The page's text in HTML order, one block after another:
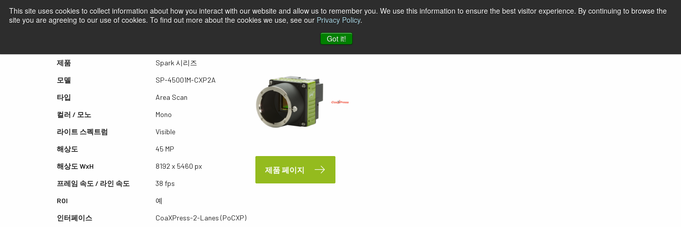
This site uses cookies to collect information about how you interact with our website and allow us to remember you. We use this information to ensure the best visitor experience. By continuing to browse the
site you are agreeing to our use of cookies. To find out more about the cookies we use, see our Privacy Policy.
Got it!
퀵뷰 SP-45001M-CXP2A
제품
Spark 시리즈
모델
SP-45001M-CXP2A
타입
Area Scan
컬러 / 모노
Mono
라이트 스펙트럼
Visible
해상도
45 MP
해상도 WxH
8192 x 5460 px
프레임 속도 / 라인 속도
38 fps
ROI
예
인터페이스
CoaXPress-2-Lanes (PoCXP)
제품 페이지